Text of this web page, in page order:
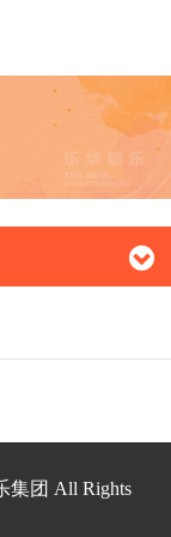
集团 All Rights